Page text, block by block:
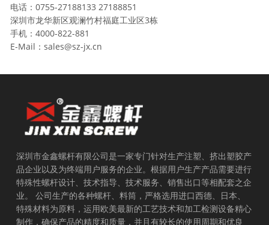
电话：0755-27188133 27188851
深圳市龙华新区观澜竹村福庭工业区3栋
手机：4000-822-881
E-Mail：sales@sz-jx.cn
深圳市金鑫螺杆有限公司是一家专门针对生产注塑、挤出塑胶产
品企业以及为终端用户服务的企业。根据用户生产产品需要进行
特殊性螺杆设计、技术指导、技术服务、销售出口等相配套之企
业。 公司生产的各种螺杆、料筒，严格选用进口西德、日本、
特殊材料为原料，运用欧美最新的工艺技术和加工检测设备精心
制作，确保产品的精度和质量，并且有较长的使用周期和优良